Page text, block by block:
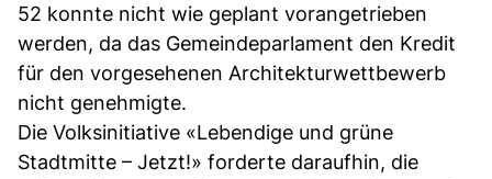
52 konnte nicht wie geplant vorangetrieben
werden, da das Gemeindeparlament den Kredit
für den vorgesehenen Architekturwettbewerb
nicht genehmigte.
Die Volksinitiative «Lebendige und grüne
Stadtmitte – Jetzt!» forderte daraufhin, die